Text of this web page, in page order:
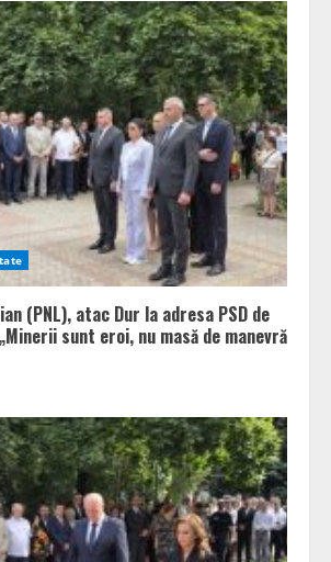
(PNL), atac Dur la adresa PSD de
sunt eroi, nu masă de manevră